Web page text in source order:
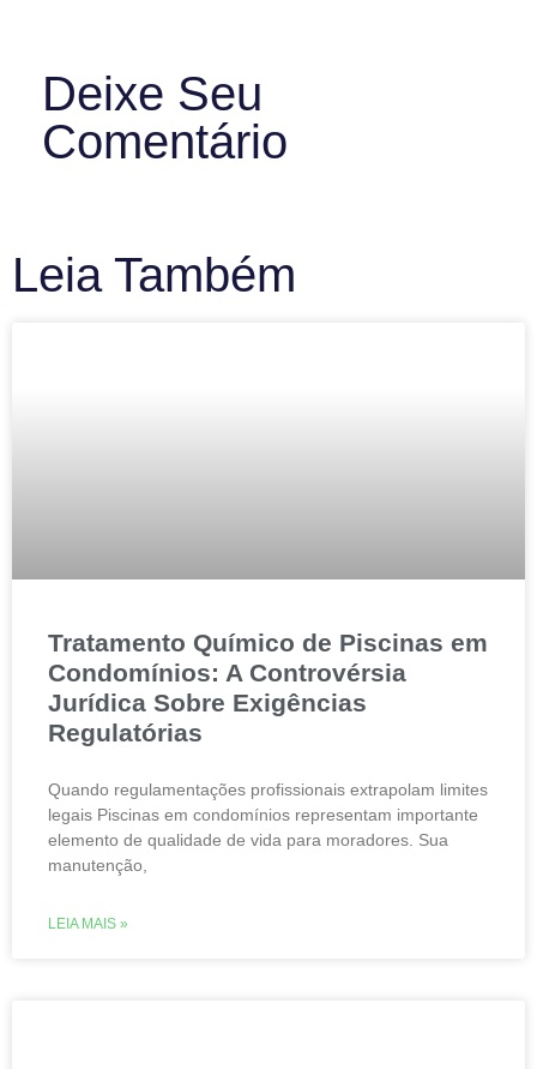
Deixe Seu
Comentário
Leia Também
Tratamento Químico de Piscinas em
Condomínios: A Controvérsia
Jurídica Sobre Exigências
Regulatórias
Quando regulamentações profissionais extrapolam limites
legais Piscinas em condomínios representam importante
elemento de qualidade de vida para moradores. Sua
manutenção,
LEIA MAIS »